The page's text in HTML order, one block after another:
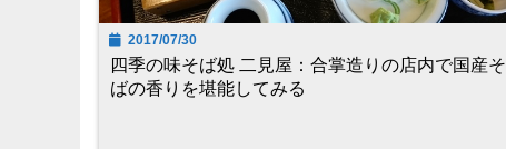
2017/07/30
四季の味そば処 二見屋：合掌造りの店内で国産そ
ばの香りを堪能してみる